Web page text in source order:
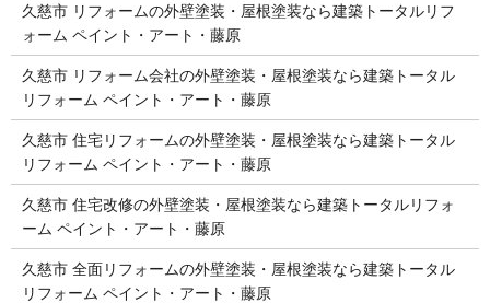
久慈市 リフォームの外壁塗装・屋根塗装なら建築トータルリフ
ォーム ペイント・アート・藤原
久慈市 リフォーム会社の外壁塗装・屋根塗装なら建築トータル
リフォーム ペイント・アート・藤原
久慈市 住宅リフォームの外壁塗装・屋根塗装なら建築トータル
リフォーム ペイント・アート・藤原
久慈市 住宅改修の外壁塗装・屋根塗装なら建築トータルリフォ
ーム ペイント・アート・藤原
久慈市 全面リフォームの外壁塗装・屋根塗装なら建築トータル
リフォーム ペイント・アート・藤原